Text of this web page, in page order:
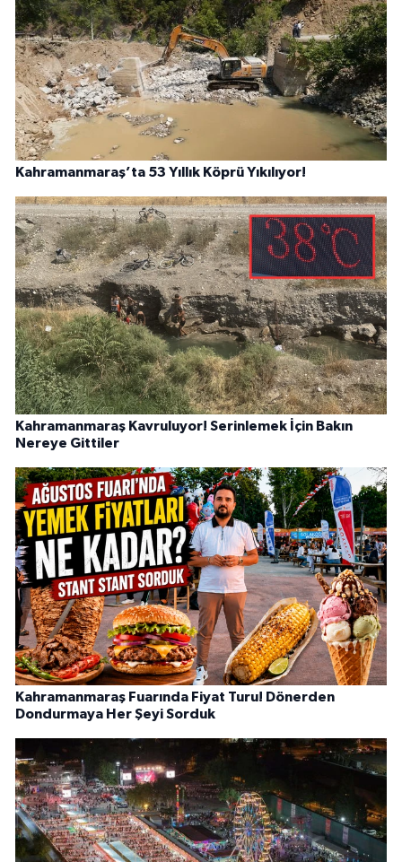
Kahramanmaraş’ta 53 Yıllık Köprü Yıkılıyor!
Kahramanmaraş Kavruluyor! Serinlemek İçin Bakın
Nereye Gittiler
Kahramanmaraş Fuarında Fiyat Turu! Dönerden
Dondurmaya Her Şeyi Sorduk